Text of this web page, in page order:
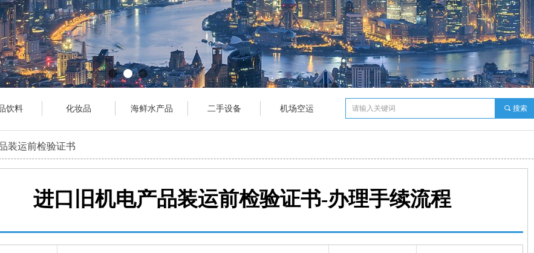
끠 搜索
饮料 化妆品 海鲜水产品 二手设备 机场空运
装运前检验证书
进口旧机电产品装运前检验证书-办理手续流程